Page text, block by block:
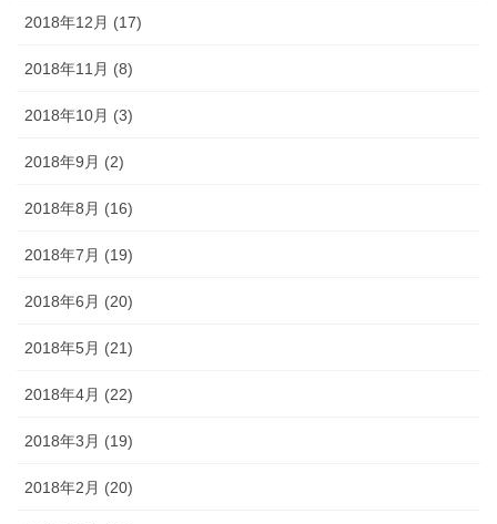
2018年12月 (17)
2018年11月 (8)
2018年10月 (3)
2018年9月 (2)
2018年8月 (16)
2018年7月 (19)
2018年6月 (20)
2018年5月 (21)
2018年4月 (22)
2018年3月 (19)
2018年2月 (20)